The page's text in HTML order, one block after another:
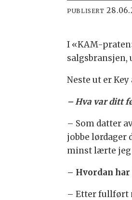
PUBLISERT
I «KAM-
salgsbransjen,
Neste ut er
– Hva var ditt
– Som datter
jobbe lørdager
minst lærte jeg
– Hvordan har
– Etter fullført